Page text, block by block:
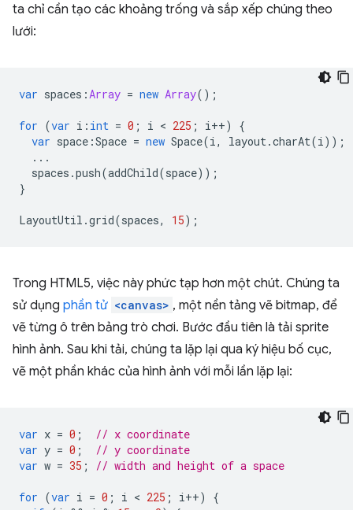
ta chỉ cần tạo các khoảng trống và sắp xếp chúng theo
lưới:
var spaces :Array = new Array();
for (var i : int = 0 ; i < 225 ; i++)
{
var space :Space = new Space(i, layout.charAt(i));
...
spaces .push(addChild(space));
}
LayoutUtil .grid(spaces, 15);
Trong HTML5, việc này phức tạp hơn một chút. Chúng ta
sử dụng phần tử <canvas> , một nền tảng vẽ bitmap, để
vẽ từng ô trên bảng trò chơi. Bước đầu tiên là tải sprite
hình ảnh. Sau khi tải, chúng ta lặp lại qua ký hiệu bố cục,
vẽ một phần khác của hình ảnh với mỗi lần lặp lại:
var x = 0 ;
// x coordinate
var y = 0 ;
// y coordinate
var w = 35 ; // width and height of a space
for (var i = 0 ; i < 225 ; i++)
{